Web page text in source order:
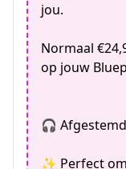
jou.
Normaal
op jouw
🎧
✨ Perfect